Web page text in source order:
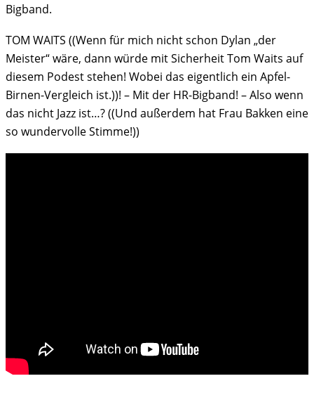
Bigband.
TOM WAITS ((Wenn für mich nicht schon Dylan „der
Meister“ wäre, dann würde mit Sicherheit Tom Waits auf
diesem Podest stehen! Wobei das eigentlich ein Apfel-
Birnen-Vergleich ist.))! – Mit der HR-Bigband! – Also wenn
das nicht Jazz ist…? ((Und außerdem hat Frau Bakken eine
so wundervolle Stimme!))